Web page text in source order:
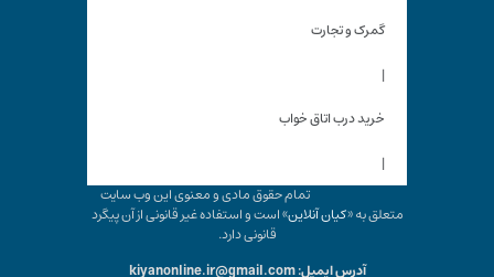
گمرک و تجارت
|
خرید درب اتاق خواب
|
تمام حقوق مادی و معنوی این وب سایت
متعلق به «کیان آنلاین» است و استفاده غیر قانونی از آن پیگرد
قانونی دارد.
آدرس ایمیل: kiyanonline.ir@gmail.com